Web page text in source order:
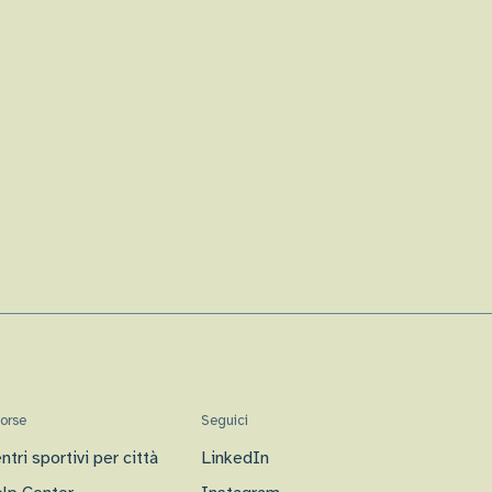
sportivi per città
Seguici
LinkedIn